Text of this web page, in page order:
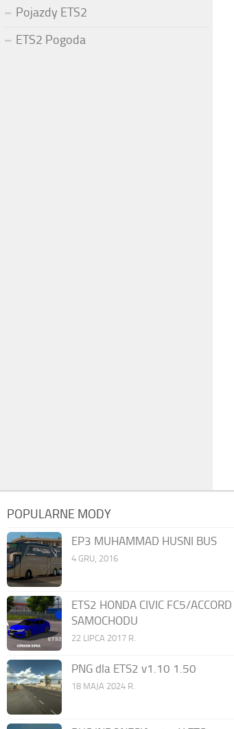
Pojazdy ETS2
ETS2 Pogoda
POPULARNE MODY
EP3 MUHAMMAD HUSNI BUS
4 GRU, 2016
ETS2 HONDA CIVIC FC5/
SAMOCHODU
22 LIPCA 2017 R.
PNG dla ETS2 v1.10 1.50
18 MAJA 2024 R.